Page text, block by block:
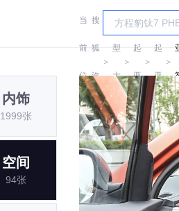
当
前
位
置:
搜
狐
汽
车
＞
车
型
大
＞
起
亚
＞
起
亚
＞
内饰
1999张
空间
94张